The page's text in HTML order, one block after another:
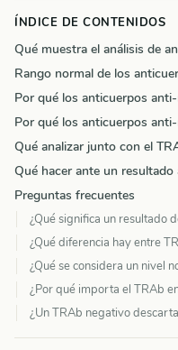
ÍNDICE DE CONTENIDOS
Qué muestra el análisis de
Rango normal de los
Por qué los anticuerpos
Por qué los anticuerpos
Qué analizar junto con el
Qué hacer ante un resultado
Preguntas frecuentes
¿Qué significa un resultado
¿Qué diferencia hay entre
¿Qué se considera un nivel
¿Por qué importa el TRAb
¿Un TRAb negativo